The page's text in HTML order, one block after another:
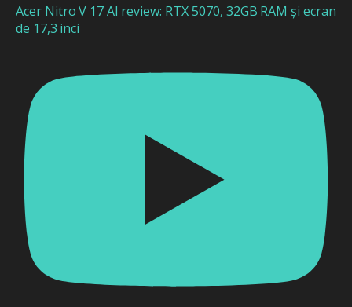
Acer Nitro V 17 AI review: RTX 5070, 32GB RAM și ecran
de 17,3 inci